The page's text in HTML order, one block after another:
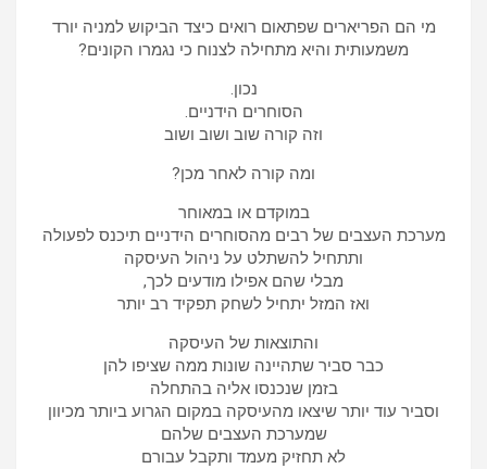
מי הם הפריארים שפתאום רואים כיצד הביקוש למניה יורד
משמעותית והיא מתחילה לצנוח כי נגמרו הקונים?
נכון.
הסוחרים הידניים.
וזה קורה שוב ושוב ושוב
ומה קורה לאחר מכן?
במוקדם או במאוחר
מערכת העצבים של רבים מהסוחרים הידניים תיכנס לפעולה
ותתחיל להשתלט על ניהול העיסקה
מבלי שהם אפילו מודעים לכך,
ואז המזל יתחיל לשחק תפקיד רב יותר
והתוצאות של העיסקה
כבר סביר שתהיינה שונות ממה שציפו להן
בזמן שנכנסו אליה בהתחלה
וסביר עוד יותר שיצאו מהעיסקה במקום הגרוע ביותר מכיוון
שמערכת העצבים שלהם
לא תחזיק מעמד ותקבל עבורם